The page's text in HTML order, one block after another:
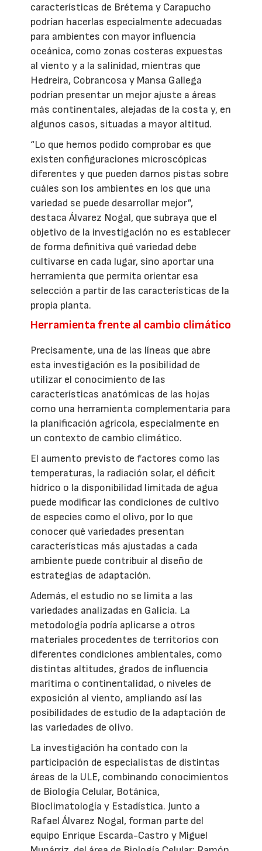
características de Brétema y Carapucho
podrían hacerlas especialmente adecuadas
para ambientes con mayor influencia
oceánica, como zonas costeras expuestas
al viento y a la salinidad, mientras que
Hedreira, Cobrancosa y Mansa Gallega
podrían presentar un mejor ajuste a áreas
más continentales, alejadas de la costa y, en
algunos casos, situadas a mayor altitud.
“Lo que hemos podido comprobar es que
existen configuraciones microscópicas
diferentes y que pueden darnos pistas sobre
cuáles son los ambientes en los que una
variedad se puede desarrollar mejor”,
destaca Álvarez Nogal, que subraya que el
objetivo de la investigación no es establecer
de forma definitiva qué variedad debe
cultivarse en cada lugar, sino aportar una
herramienta que permita orientar esa
selección a partir de las características de la
propia planta.
Herramienta frente al cambio climático
Precisamente, una de las líneas que abre
esta investigación es la posibilidad de
utilizar el conocimiento de las
características anatómicas de las hojas
como una herramienta complementaria para
la planificación agrícola, especialmente en
un contexto de cambio climático.
El aumento previsto de factores como las
temperaturas, la radiación solar, el déficit
hídrico o la disponibilidad limitada de agua
puede modificar las condiciones de cultivo
de especies como el olivo, por lo que
conocer qué variedades presentan
características más ajustadas a cada
ambiente puede contribuir al diseño de
estrategias de adaptación.
Además, el estudio no se limita a las
variedades analizadas en Galicia. La
metodología podría aplicarse a otros
materiales procedentes de territorios con
diferentes condiciones ambientales, como
distintas altitudes, grados de influencia
marítima o continentalidad, o niveles de
exposición al viento, ampliando así las
posibilidades de estudio de la adaptación de
las variedades de olivo.
La investigación ha contado con la
participación de especialistas de distintas
áreas de la ULE, combinando conocimientos
de Biología Celular, Botánica,
Bioclimatología y Estadística. Junto a
Rafael Álvarez Nogal, forman parte del
equipo Enrique Escarda-Castro y Miguel